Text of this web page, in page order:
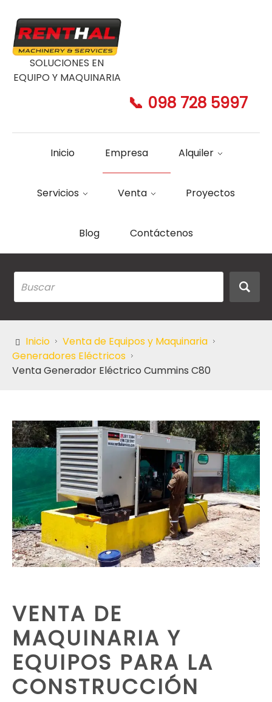
SOLUCIONES EN
EQUIPO Y MAQUINARIA
📞 098 728 5997
Inicio Empresa Alquiler
Servicios Venta Proyectos
Blog Contáctenos
Inicio
Venta de Equipos y Maquinaria
Generadores Eléctricos
Venta Generador Eléctrico Cummins C80
VENTA DE
MAQUINARIA Y
EQUIPOS PARA LA
CONSTRUCCIÓN